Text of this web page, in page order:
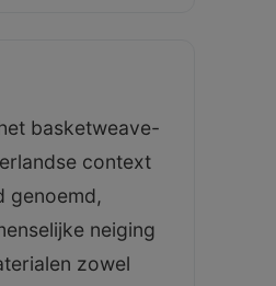
basketweave-
context
genoemd,
neiging
zowel